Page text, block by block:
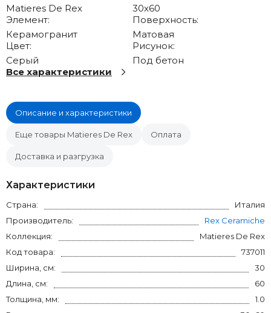
Matieres De Rex
30x60
Элемент:
Керамогранит
Поверхность:
Матовая
Цвет:
Серый
Рисунок:
Под бетон
Все характеристики
Описание и характеристики
Еще товары Matieres De Rex Оплата
Доставка и разгрузка
Характеристики
Страна:
Италия
Производитель:
Rex Ceramiche
Коллекция:
Matieres De Rex
Код товара:
737011
Ширина, см:
30
Длина, см:
60
Толщина, мм:
1.0